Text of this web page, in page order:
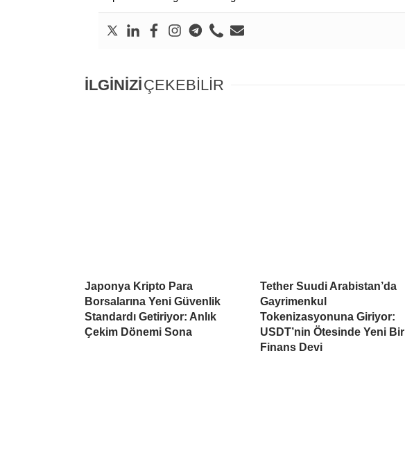
İLGİNİZİÇEKEBİLİR
Japonya Kripto Para
Borsalarına Yeni Güvenlik
Standardı Getiriyor: Anlık
Çekim Dönemi Sona
Tether Suudi Arabistan’da
Gayrimenkul
Tokenizasyonuna Giriyor:
USDT’nin Ötesinde Yeni Bir
Finans Devi